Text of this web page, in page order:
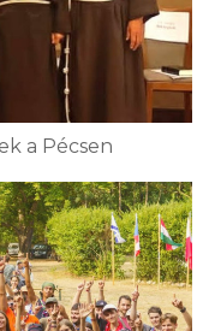
a Pécsen